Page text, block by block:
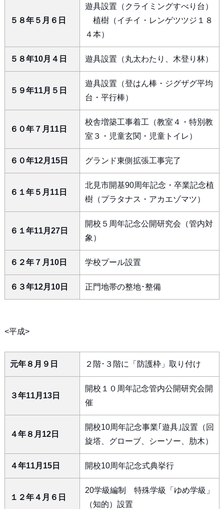
５８年５月６日
遊具設置（クライミングすべり台）
植樹（イチイ・レンゲツツジ１８
４本）
５８年10月４日 遊具設置（丸太わたり、木登り林）
５９年11月５日
遊具設置（登はん棒・ジグザグ平均
台・平行棒）
６０年７月11日
校舎増築工事着工（教室４・特別教
室３・児童玄関・児童トイレ）
６０年12月15日 グランド東側拡張工事完了
６１年５月11日
北見市開基90周年記念・卒業記念植
樹（プラタナス・アカエゾマツ）
６１年11月27日
開校５周年記念公開研究会（管内対
象）
６２年７月10日 学校プール設置
６３年12月10日 正門地帯の整地･整備
<平成>
元年８月９日 ２階･３階に「防護枠」取り付け
３年11月13日
開校１０周年記念管内公開研究会開
催
４年８月12日
開校10周年記念事業｢遊具｣設置（回
旋塔、グローブ、シーソー、肋木）
４年11月15日 開校10周年記念式典挙行
１２年４月６日
20学級編制 特殊学級「ゆめ学級」
（知的）設置